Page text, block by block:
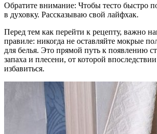
Обратите внимание: Чтобы тесто быстро
в духовку. Рассказываю свой лайфхак.
Перед тем как перейти к рецепту, важно
правиле: никогда не оставляйте мокрые
для белья. Это прямой путь к появлению
запаха и плесени, от которой
избавиться.